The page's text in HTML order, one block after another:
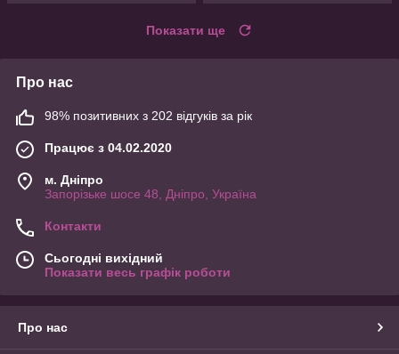
Показати ще
Про нас
98% позитивних з 202 відгуків за рік
Працює з 04.02.2020
м. Дніпро
Запорізьке шосе 48, Дніпро, Україна
Контакти
Сьогодні вихідний
Показати весь графік роботи
Про нас